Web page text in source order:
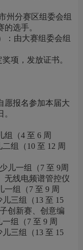
州分赛区组委会组
选手。
：由大赛组委会组
项，发放证书。
愿报名参加本届大
组（4 至 6 周
组（10 至 12 周
儿一组（7 至 9周
无线电频谱管控仪
组（7 至 9 周
三组（13 至 15
创新赛、创意编
组（7 至 9 周
三组（13 至 15